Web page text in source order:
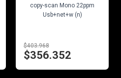
copy-scan Mono 22ppm
Usb+net+w (n)
$403.968
$356.352